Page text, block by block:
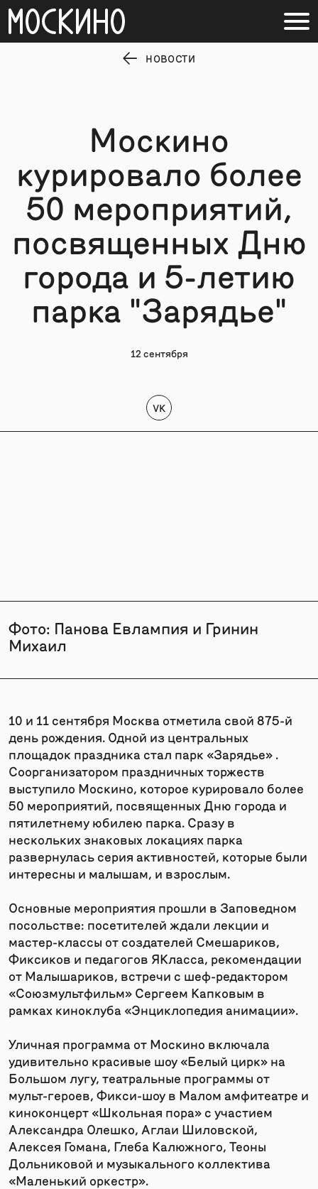
НОВОСТИ
Москино
курировало более
50 мероприятий,
посвященных Дню
города и 5-летию
парка "Зарядье"
12 сентября
VK
Фото: Панова Евлампия и Гринин
Михаил
10 и 11 сентября Москва отметила свой 875-й
день рождения. Одной из центральных
площадок праздника стал парк «Зарядье» .
Соорганизатором праздничных торжеств
выступило Москино, которое курировало более
50 мероприятий, посвященных Дню города и
пятилетнему юбилею парка. Сразу в
нескольких знаковых локациях парка
развернулась серия активностей, которые были
интересны и малышам, и взрослым.
Основные мероприятия прошли в Заповедном
посольстве: посетителей ждали лекции и
мастер-классы от создателей Смешариков,
Фиксиков и педагогов ЯКласса, рекомендации
от Малышариков, встречи с шеф-редактором
«Союзмультфильм» Сергеем Капковым в
рамках киноклуба «Энциклопедия анимации».
Уличная программа от Москино включала
удивительно красивые шоу «Белый цирк» на
Большом лугу, театральные программы от
мульт-героев, Фикси-шоу в Малом амфитеатре и
киноконцерт «Школьная пора» с участием
Александра Олешко, Аглаи Шиловской,
Алексея Гомана, Глеба Калюжного, Теоны
Дольниковой и музыкального коллектива
«Маленький оркестр».